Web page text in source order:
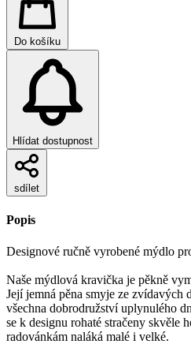
Do košíku
Hlídat dostupnost
sdílet
Popis
Designové ručně vyrobené mýdlo
Naše mýdlová kravička je pěkně
Její jemná pěna smyje ze zvídavých
všechna dobrodružství uplynulého
se k designu rohaté stračeny skvěle
radovánkám naláká malé i velké.